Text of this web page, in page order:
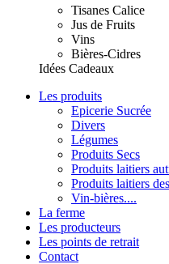
Tisanes Calice
Jus de Fruits
Vins
Bières-Cidres
Idées Cadeaux
Les produits
Epicerie Sucrée
Divers
Légumes
Produits Secs
Produits laitiers
Produits laitiers
Vin-bières....
La ferme
Les producteurs
Les points de retrait
Contact